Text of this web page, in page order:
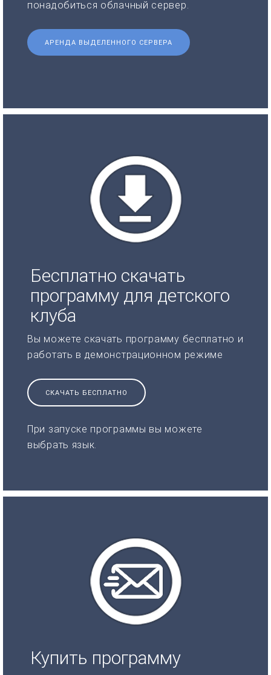
понадобиться облачный сервер.
АРЕНДА ВЫДЕЛЕННОГО СЕРВЕРА
Бесплатно скачать
программу для детского
клуба
Вы можете скачать программу бесплатно и
работать в демонстрационном режиме
СКАЧАТЬ БЕСПЛАТНО
При запуске программы вы можете
выбрать язык.
Купить программу